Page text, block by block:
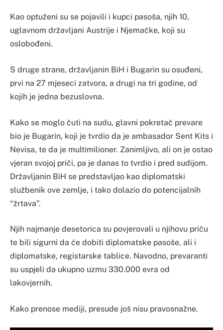
Kao optuženi su se pojavili i kupci pasoša, njih 10,
uglavnom državljani Austrije i Njemačke, koji su
oslobođeni.
S druge strane, državljanin BiH i Bugarin su osuđeni,
prvi na 27 mjeseci zatvora, a drugi na tri godine, od
kojih je jedna bezuslovna.
Kako se moglo čuti na sudu, glavni pokretač prevare
bio je Bugarin, koji je tvrdio da je ambasador Sent Kits i
Nevisa, te da je multimilioner. Zanimljivo, ali on je ostao
vjeran svojoj priči, pa je danas to tvrdio i pred sudijom.
Državljanin BiH se predstavljao kao diplomatski
službenik ove zemlje, i tako dolazio do potencijalnih
“žrtava”.
Njih najmanje desetorica su povjerovali u njihovu priču
te bili sigurni da će dobiti diplomatske pasoše, ali i
diplomatske, registarske tablice. Navodno, prevaranti
su uspjeli da ukupno uzmu 330.000 evra od
lakovjernih.
Kako prenose mediji, presude još nisu pravosnažne.